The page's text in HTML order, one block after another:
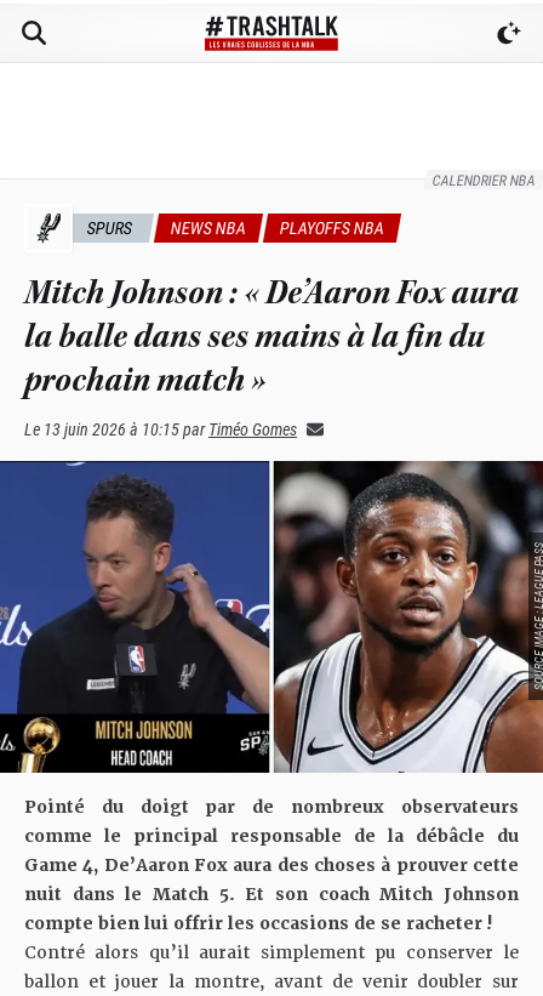
CALENDRIER NBA
SPURS NEWS NBA PLAYOFFS NBA
Mitch Johnson : « De’Aaron Fox aura
la balle dans ses mains à la fin du
prochain match »
Le 13 juin 2026 à 10:15par Timéo Gomes
SOURCE
Pointé du doigt par de nombreux observateurs
comme le principal responsable de la débâcle du
Game 4, De’Aaron Fox aura des choses à prouver cette
nuit dans le Match 5. Et son coach Mitch Johnson
compte bien lui offrir les occasions de se racheter !
Contré alors qu’il aurait simplement pu conserver le
ballon et jouer la montre, avant de venir doubler sur